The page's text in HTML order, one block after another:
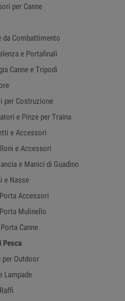
per Canne
da Combattimento
e Portafinali
Canne e Tripodi
per Costruzione
e Pinze per Traina
e Accessori
e Accessori
e Manici di Guadino
e Nasse
Accessori
Mulinello
Canne
Pesca
per Outdoor
Lampade